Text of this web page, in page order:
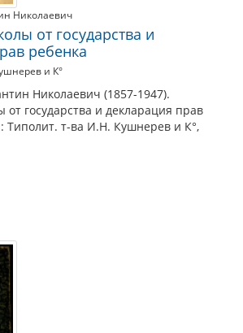
Николаевич
от государства и
ребенка
и К°
Николаевич (1857-1947).
государства и декларация прав
Типолит. т-ва И.Н. Кушнерев и К°,